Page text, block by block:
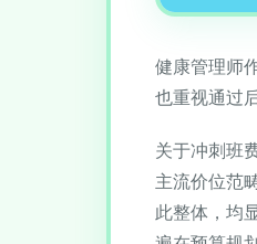
健康管理师
也重视通过
关于冲刺班
主流价位范
此整体，均